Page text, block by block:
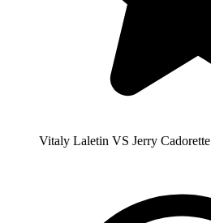
Vitaly Laletin VS Jerry Cadorette